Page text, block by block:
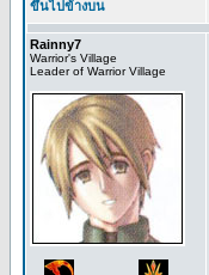
ขึ้นไปข้างบน
Rainny7
Warrior's Village
Leader of Warrior Village